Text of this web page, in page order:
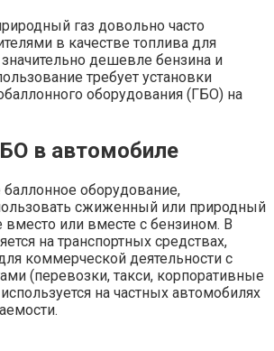
газ довольно часто
в качестве топлива для
дешевле бензина и
требует установки
оборудования (ГБО) на
в автомобиле
оборудование,
сжиженный или природный
вместо или вместе с бензином. В
на транспортных средствах,
коммерческой деятельности с
(перевозки, такси, корпоративные
на частных автомобилях